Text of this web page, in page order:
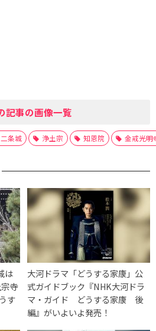
記事の画像一覧
二条城 浄土宗 知恩院 金戒光明
は
寺
す
大河ドラマ「どうする家康」公
式ガイドブック『NHK大河ドラ
マ・ガイド どうする家康 後
編』がいよいよ発売！